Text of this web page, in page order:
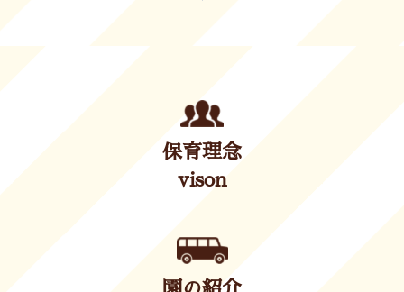
保育理念
vison